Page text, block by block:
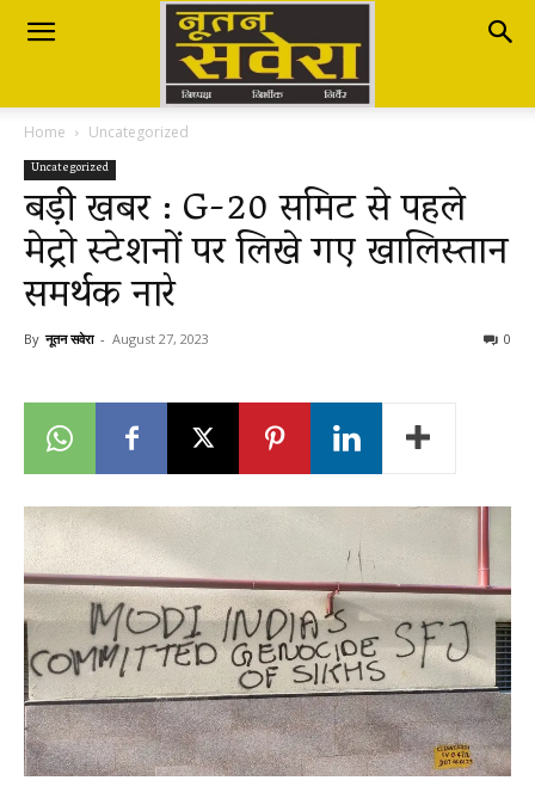
Nutan
Savera
नूतन
सवेरा
Breaking
News
LIVE
Home Uncategorized
Uncategorized
बड़ी खबर : G-20 समिट से पहले
मेट्रो स्टेशनों पर लिखे गए खालिस्तान
समर्थक नारे
By नूतन सवेरा - August 27, 2023 0